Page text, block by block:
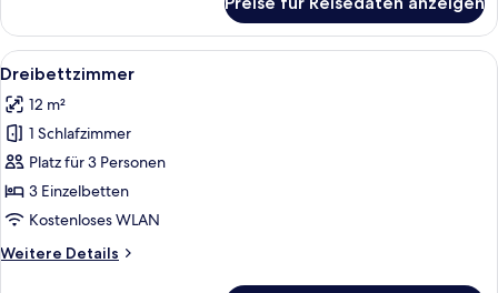
Zweibettzimmer
Alle
Fotos
für
Dreibettzimmer
anzeigen
Ein Hotelzimmer mit zwei Betten,
7
Dreibettzimmer
12 m²
1 Schlafzimmer
Platz für 3 Personen
3 Einzelbetten
Kostenloses WLAN
Weitere Details
Weitere